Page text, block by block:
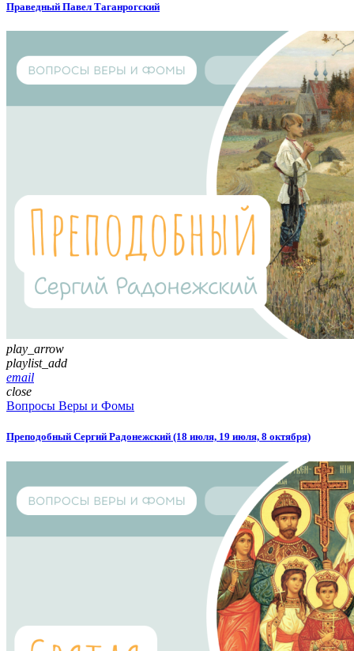
Праведный Павел Таганрогский
play_arrow
playlist_add
email
close
Вопросы Веры и Фомы
Преподобный Сергий Радонежский (18 июля, 19 июля, 8 октября)